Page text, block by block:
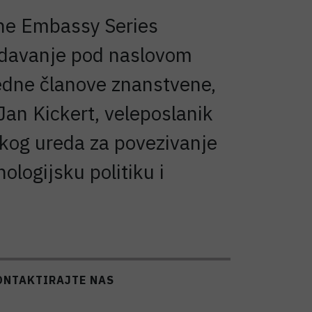
Embassy Series
pod naslovom
članove znanstvene,
Kickert, veleposlanik
ureda za povezivanje
politiku i
NAS